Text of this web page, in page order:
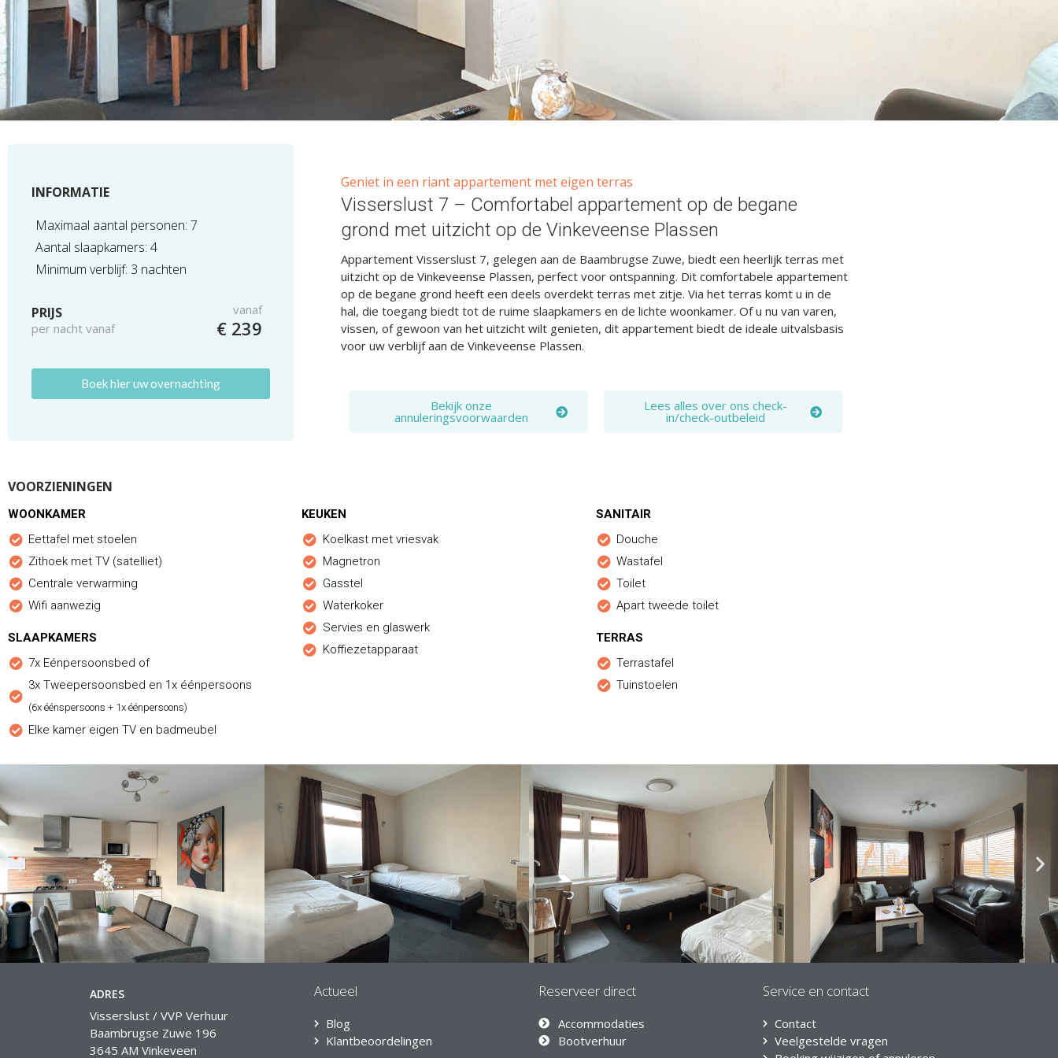
INFORMATIE
Maximaal aantal personen: 7
Aantal slaapkamers: 4
Minimum verblijf: 3 nachten
PRIJS
per nacht vanaf
vanaf
€ 239
Boek hier uw overnachting
Geniet in een riant appartement met eigen terras
Visserslust 7 – Comfortabel appartement op de begane
grond met uitzicht op de Vinkeveense Plassen
Appartement Visserslust 7, gelegen aan de Baambrugse Zuwe, biedt een heerlijk terras met
uitzicht op de Vinkeveense Plassen, perfect voor ontspanning. Dit comfortabele appartement
op de begane grond heeft een deels overdekt terras met zitje. Via het terras komt u in de
hal, die toegang biedt tot de ruime slaapkamers en de lichte woonkamer. Of u nu van varen,
vissen, of gewoon van het uitzicht wilt genieten, dit appartement biedt de ideale uitvalsbasis
voor uw verblijf aan de Vinkeveense Plassen.
Bekijk onze
annuleringsvoorwaarden
Lees alles over ons check-
in/check-outbeleid
VOORZIENINGEN
WOONKAMER
Eettafel met stoelen
Zithoek met TV (satelliet)
Centrale verwarming
Wifi aanwezig
SLAAPKAMERS
7x Eénpersoonsbed of
3x Tweepersoonsbed en 1x éénpersoons
(6x éénspersoons + 1x éénpersoons)
Elke kamer eigen TV en badmeubel
KEUKEN
Koelkast met vriesvak
Magnetron
Gasstel
Waterkoker
Servies en glaswerk
Koffiezetapparaat
SANITAIR
Douche
Wastafel
Toilet
Apart tweede toilet
TERRAS
Terrastafel
Tuinstoelen
ADRES
Visserslust / VVP Verhuur
Baambrugse Zuwe 196
3645 AM Vinkeveen
Actueel
Blog
Klantbeoordelingen
Reserveer direct
Accommodaties
Bootverhuur
Service en contact
Contact
Veelgestelde vragen